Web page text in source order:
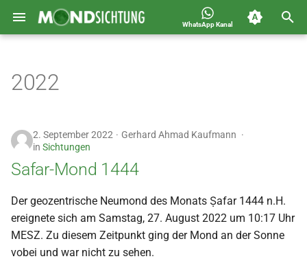
WhatsApp Kanal
e
w
r
Deutschland 1400-1449 n.H.
Carousel
Islam
Mondsichtung
Sichtungen
2022
2. September 2022
Gerhard Ahmad Kaufmann
in Sichtungen
Safar-Mond 1444
Der geozentrische Neumond des Monats Ṣafar 1444 n.H.
ereignete sich am Samstag, 27. August 2022 um 10:17 Uhr
MESZ. Zu diesem Zeitpunkt ging der Mond an der Sonne
vobei und war nicht zu sehen.